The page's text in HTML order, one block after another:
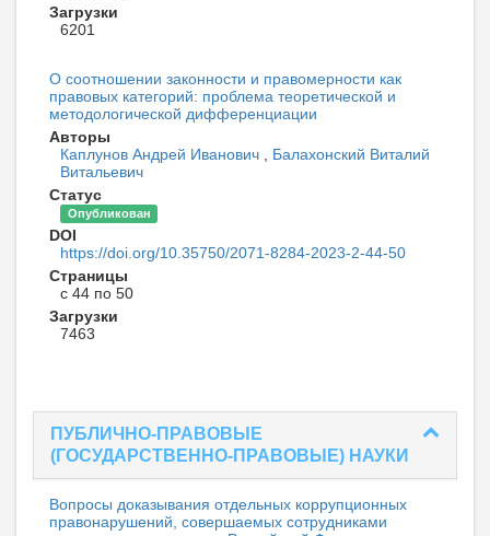
Загрузки
6201
О соотношении законности и правомерности как
правовых категорий: проблема теоретической и
методологической дифференциации
Авторы
Каплунов Андрей Иванович
Балахонский Виталий
Витальевич
Статус
Опубликован
DOI
https://doi.org/10.35750/2071-8284-2023-2-44-50
Страницы
с 44 по 50
Загрузки
7463
ПУБЛИЧНО-ПРАВОВЫЕ
(ГОСУДАРСТВЕННО-ПРАВОВЫЕ) НАУКИ
Вопросы доказывания отдельных коррупционных
правонарушений, совершаемых сотрудниками